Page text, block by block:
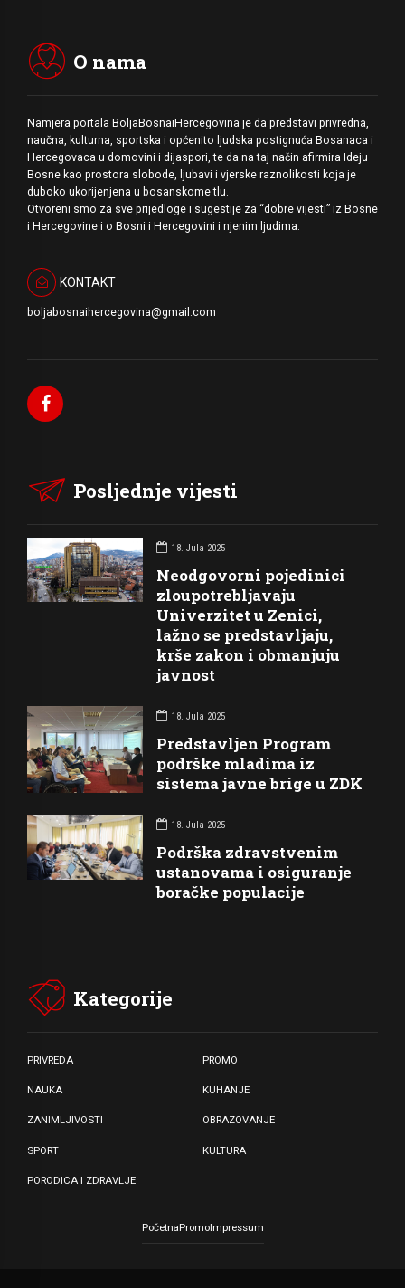
O nama
Namjera portala BoljaBosnaiHercegovina je da predstavi privredna,
naučna, kulturna, sportska i općenito ljudska postignuća Bosanaca i
Hercegovaca u domovini i dijaspori, te da na taj način afirmira Ideju
Bosne kao prostora slobode, ljubavi i vjerske raznolikosti koja je
duboko ukorijenjena u bosanskome tlu.
Otvoreni smo za sve prijedloge i sugestije za “dobre vijesti” iz Bosne
i Hercegovine i o Bosni i Hercegovini i njenim ljudima.
KONTAKT
boljabosnaihercegovina@gmail.com
Posljednje vijesti
18. Jula 2025
Neodgovorni pojedinici
zloupotrebljavaju
Univerzitet u Zenici,
lažno se predstavljaju,
krše zakon i obmanjuju
javnost
18. Jula 2025
Predstavljen Program
podrške mladima iz
sistema javne brige u ZDK
18. Jula 2025
Podrška zdravstvenim
ustanovama i osiguranje
boračke populacije
Kategorije
PRIVREDA PROMO
NAUKA KUHANJE
ZANIMLJIVOSTI OBRAZOVANJE
SPORT KULTURA
PORODICA I ZDRAVLJE
PočetnaPromoImpressum